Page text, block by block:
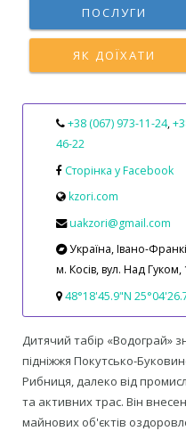
ПОСЛУГИ
ЯК ДОЇХАТИ
+38 (067) 973-11-24,
46-22
Сторінка у Facebook
kzori.com
uakzori@gmail.com
Україна, Івано-
м. Косів, вул. Над Гуком,
48°18'45.9"N
Дитячий табір «Водограй»
підніжжя Покутсько-
Рибниця, далеко від
та активних трас. Він
майнових об'єктів